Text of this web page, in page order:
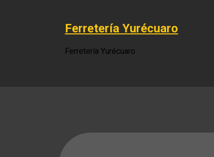
Ferretería Yurécuaro
Ferretería Yurécuaro